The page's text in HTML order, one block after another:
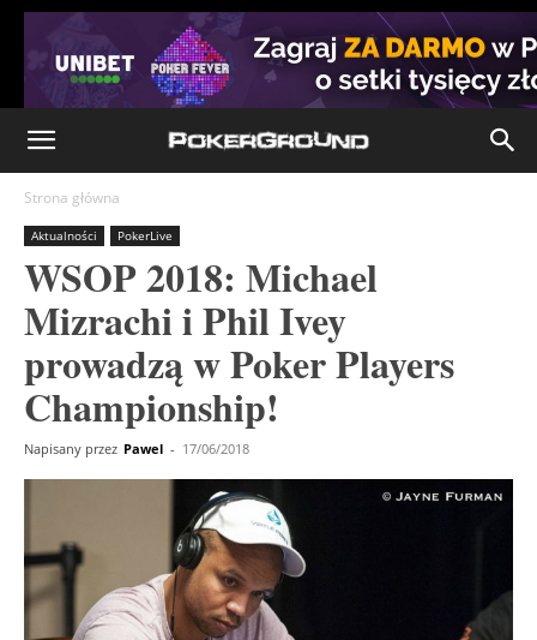
Strona główna
Aktualności PokerLive
WSOP 2018: Michael
Mizrachi i Phil Ivey
prowadzą w Poker Players
Championship!
Napisany przez Pawel - 17/06/2018